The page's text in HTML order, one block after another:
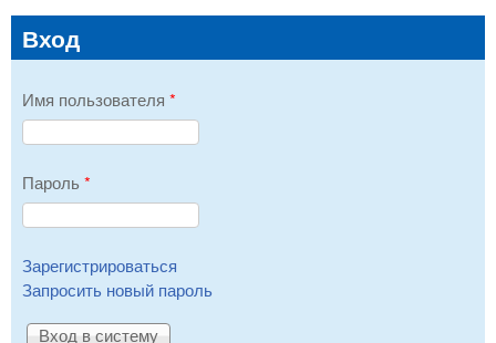
Вход
Имя пользователя *
Пароль *
Зарегистрироваться
Запросить новый пароль